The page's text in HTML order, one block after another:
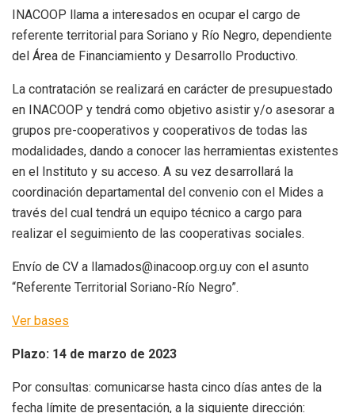
INACOOP llama a interesados en ocupar el cargo de
referente territorial para Soriano y Río Negro, dependiente
del Área de Financiamiento y Desarrollo Productivo.
La contratación se realizará en carácter de presupuestado
en INACOOP y tendrá como objetivo asistir y/o asesorar a
grupos pre-cooperativos y cooperativos de todas las
modalidades, dando a conocer las herramientas existentes
en el Instituto y su acceso. A su vez desarrollará la
coordinación departamental del convenio con el Mides a
través del cual tendrá un equipo técnico a cargo para
realizar el seguimiento de las cooperativas sociales.
Envío de CV a llamados@inacoop.org.uy con el asunto
“Referente Territorial Soriano-Río Negro”.
Ver bases
Plazo: 14 de marzo de 2023
Por consultas: comunicarse hasta cinco días antes de la
fecha límite de presentación, a la siguiente dirección: